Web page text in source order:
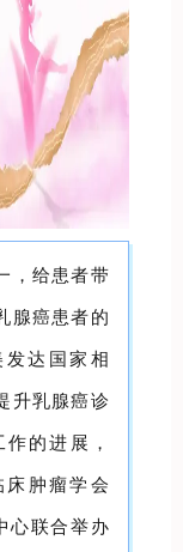
，给患者带
腺癌患者的
达国家相
升乳腺癌诊
的进展，
肿瘤学会
心联合举办